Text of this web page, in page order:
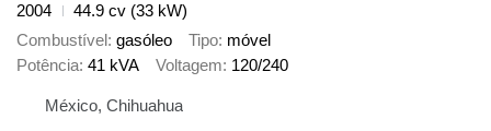
2004
44.9 cv (33 kW)
Combustível gasóleo Tipo móvel
Potência 41 kVA Voltagem 120/240
México, Chihuahua